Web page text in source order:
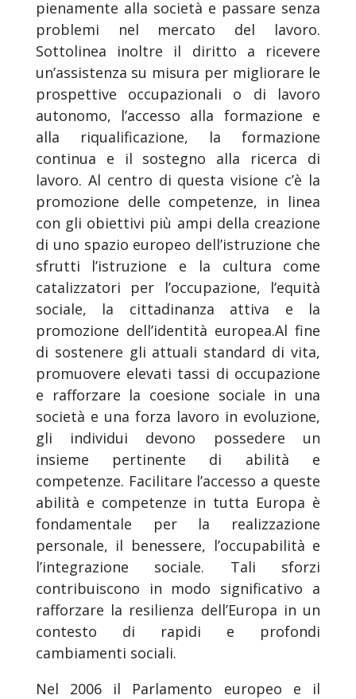
pienamente alla società e passare senza
problemi nel mercato del lavoro.
Sottolinea inoltre il diritto a ricevere
un’assistenza su misura per migliorare le
prospettive occupazionali o di lavoro
autonomo, l’accesso alla formazione e
alla riqualificazione, la formazione
continua e il sostegno alla ricerca di
lavoro. Al centro di questa visione c’è la
promozione delle competenze, in linea
con gli obiettivi più ampi della creazione
di uno spazio europeo dell’istruzione che
sfrutti l’istruzione e la cultura come
catalizzatori per l’occupazione, l’equità
sociale, la cittadinanza attiva e la
promozione dell’identità europea.Al fine
di sostenere gli attuali standard di vita,
promuovere elevati tassi di occupazione
e rafforzare la coesione sociale in una
società e una forza lavoro in evoluzione,
gli individui devono possedere un
insieme pertinente di abilità e
competenze. Facilitare l’accesso a queste
abilità e competenze in tutta Europa è
fondamentale per la realizzazione
personale, il benessere, l’occupabilità e
l’integrazione sociale. Tali sforzi
contribuiscono in modo significativo a
rafforzare la resilienza dell’Europa in un
contesto di rapidi e profondi
cambiamenti sociali.
Nel 2006 il Parlamento europeo e il